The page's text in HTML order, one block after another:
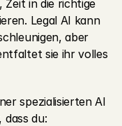
Zeit in die richtige
Legal AI kann
aber
sie ihr volles
spezialisierten AI
du: